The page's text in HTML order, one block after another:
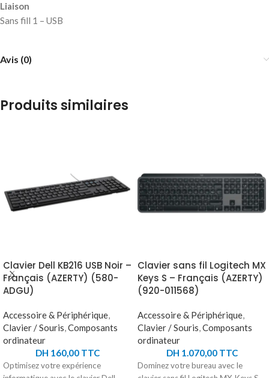
Liaison
Sans fill 1 – USB
Avis (0)
Produits similaires
Clavier Dell KB216 USB Noir –
Français (AZERTY) (580-
ADGU)
Accessoire & Périphérique,
Clavier / Souris,Composants
ordinateur
DH 160,00TTC
Optimisez votre expérience
Clavier sans fil Logitech MX
Keys S – Français (AZERTY)
(920-011568)
Accessoire & Périphérique,
Clavier / Souris,Composants
ordinateur
DH 1.070,00TTC
Dominez votre bureau avec le